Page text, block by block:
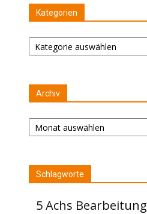
Kategorien
Kategorien
Archiv
Archiv
Schlagworte
5 Achs Bearbeitung